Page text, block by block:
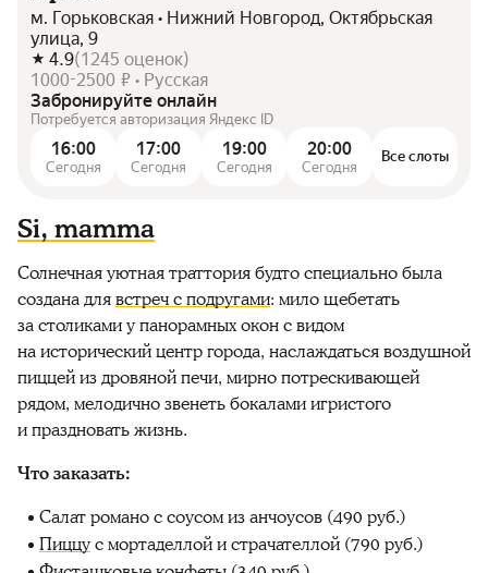
м. Горьковская • Нижний Новгород, Октябрьская
улица, 9
4.9(1245 оценок)
1000-2500 ₽ • Русская
Забронируйте онлайн
Потребуется авторизация Яндекс ID
16:00
Сегодня
17:00
Сегодня
19:00
Сегодня
20:00
Сегодня
Все слоты
Si, mamma
Солнечная уютная траттория будто специально была
создана длявстреч с подругами: мило щебетать
за столиками у панорамных окон с видом
на исторический центр города, наслаждаться воздушной
пиццей из дровяной печи, мирно потрескивающей
рядом, мелодично звенеть бокалами игристого
и праздновать жизнь.
Что заказать:
Салат романо с соусом из анчоусов (490 руб.)
Пиццус мортаделлой и страчателлой (790 руб.)